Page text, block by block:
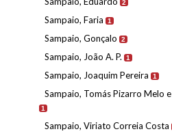
2
Sampaio, Faria 1
Sampaio, Gonçalo 2
Sampaio, João A. P. 1
Sampaio, Joaquim Pereira 1
Sampaio, Tomás Pizarro Melo e
1
Sampaio, Viriato Correia Costa